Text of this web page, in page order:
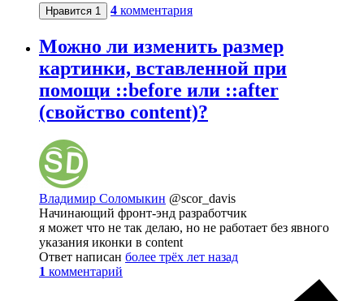
Нравится 1 4 комментария
Можно ли изменить размер
картинки, вставленной при
помощи ::before или ::after
(свойство content)?
Владимир Соломыкин @scor_davis
Начинающий фронт-энд разработчик
я может что не так делаю, но не работает без явного
указания иконки в content
Ответ написан более трёх лет назад
1 комментарий